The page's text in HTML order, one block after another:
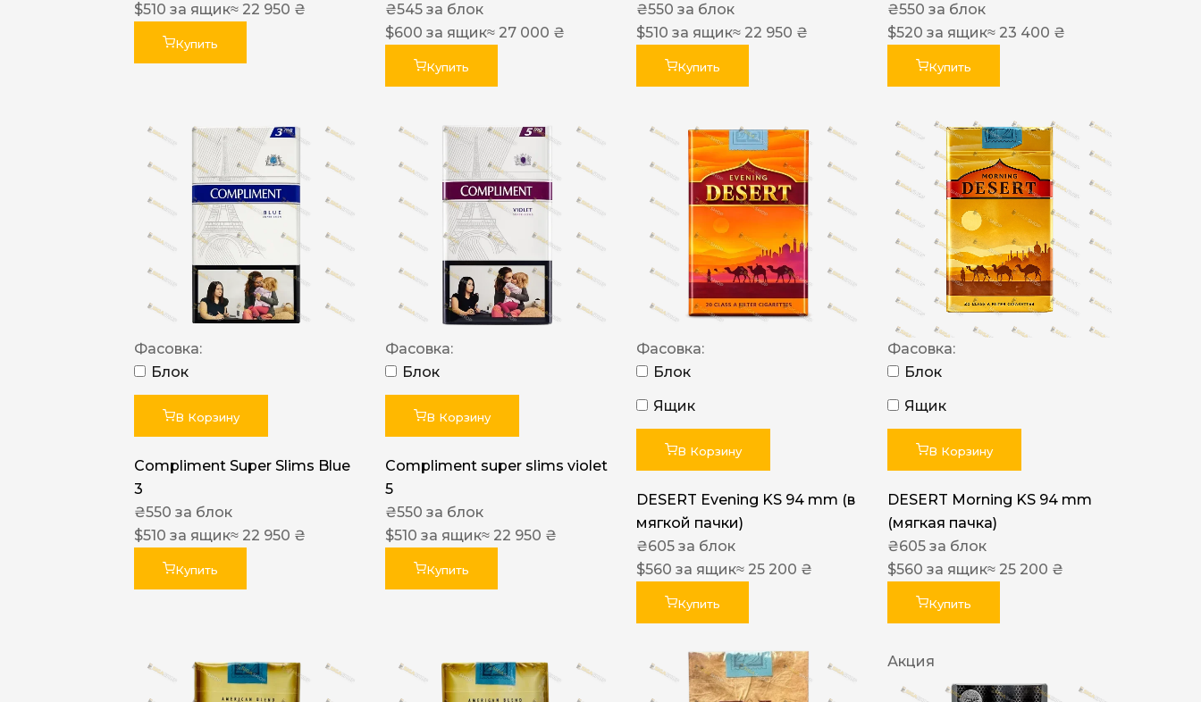
$510 за ящик≈ 22 950 ₴
Купить
₴545 за блок
$600 за ящик≈ 27 000 ₴
Купить
₴550 за блок
$510 за ящик≈ 22 950 ₴
Купить
₴550 за блок
$520 за ящик≈ 23 400 ₴
Купить
Фасовка:
Блок
В Корзину
Compliment Super Slims Blue
3
₴550 за блок
$510 за ящик≈ 22 950 ₴
Купить
Фасовка:
Блок
В Корзину
Compliment super slims violet
5
₴550 за блок
$510 за ящик≈ 22 950 ₴
Купить
Фасовка:
Блок
Ящик
В Корзину
DESERT Evening KS 94 mm (в
мягкой пачки)
₴605 за блок
$560 за ящик≈ 25 200 ₴
Купить
Фасовка:
Блок
Ящик
В Корзину
DESERT Morning KS 94 mm
(мягкая пачка)
₴605 за блок
$560 за ящик≈ 25 200 ₴
Купить
Акция